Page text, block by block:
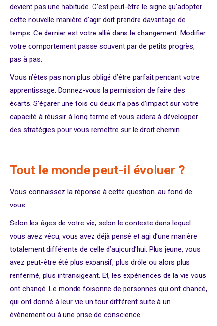
devient pas une habitude. C’est peut-être le signe qu’adopter
cette nouvelle manière d’agir doit prendre davantage de
temps. Ce dernier est votre allié dans le changement. Modifier
votre comportement passe souvent par de petits progrès,
pas à pas.
Vous n’êtes pas non plus obligé d’être parfait pendant votre
apprentissage. Donnez-vous la permission de faire des
écarts. S’égarer une fois ou deux n’a pas d’impact sur votre
capacité à réussir à long terme et vous aidera à développer
des stratégies pour vous remettre sur le droit chemin.
Tout le monde peut-il évoluer ?
Vous connaissez la réponse à cette question, au fond de
vous.
Selon les âges de votre vie, selon le contexte dans lequel
vous avez vécu, vous avez déjà pensé et agi d’une manière
totalement différente de celle d’aujourd’hui. Plus jeune, vous
avez peut-être été plus expansif, plus drôle ou alors plus
renfermé, plus intransigeant. Et, les expériences de la vie vous
ont changé. Le monde foisonne de personnes qui ont changé,
qui ont donné à leur vie un tour différent suite à un
évènement ou à une prise de conscience.